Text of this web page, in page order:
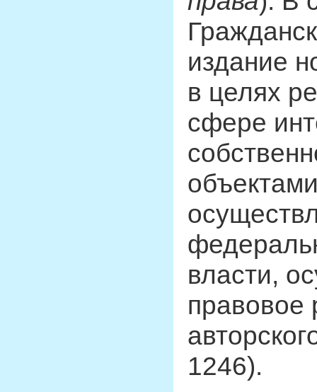
издание
в целях
сфере
власти,
правовое
1246).